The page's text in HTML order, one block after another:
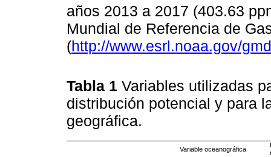
años 2013 a 2017 (403.63
Mundial de Referencia de
(http://www.esrl.noaa.gov/
Tabla 1 Variables utilizadas
distribución potencial y para
geográfica.
Variable oceanográfica